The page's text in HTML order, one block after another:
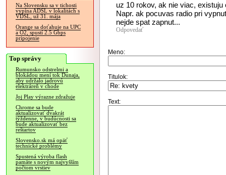
Na Slovensku sa v tichosti
vypína ADSL v lokalitách s
VDSL, už 31. mája
Orange sa doťahuje na UPC
a O2, spustí 2.5 Gbps
pripojenie
Top správy
Rumunsko odstrelmi a
blokádou mení tok Dunaja,
aby udržalo jadrovú
elektráreň v chode
Joj Play výrazne zdražuje
Chrome sa bude
aktualizovať dvakrát
týždenne, v budúcnosti sa
bude aktualizovať bez
reštartov
Slovensko.sk má opäť
technické problémy
Spustená výroba flash
pamäte s novým najvyšším
počtom vrstiev
uz 10 rokov, ak nie viac,
Napr. ak pocuvas radio pri
nejde spat zapnut...
Odpovedať
Meno:
Titulok:
Text: